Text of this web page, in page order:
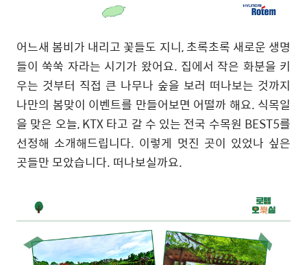
어느새 봄비가 내리고 꽃들도 지니,초록초록 새로운 생명
들이 쑥쑥 자라는 시기가 왔어요. 집에서 작은 화분을 키
우는 것부터 직접 큰 나무나 숲을 보러 떠나보는 것까지
나만의 봄맞이 이벤트를 만들어보면 어떨까 해요. 식목일
을 맞은 오늘, KTX타고 갈 수 있는 전국 수목원 BEST5를
선정해 소개해드립니다. 이렇게 멋진 곳이 있었나 싶은
곳들만 모았습니다. 떠나보실까요.